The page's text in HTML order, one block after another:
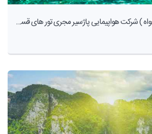
تور تایلند با (اقساط دلخواه ) شرکت هواپیمایی پاژسیر مجری تور های قسطی از مشهد